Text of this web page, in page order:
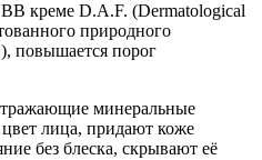
креме D.A.F. (Dermatological
природного
повышается порог
минеральные
лица, придают коже
без блеска, скрывают её